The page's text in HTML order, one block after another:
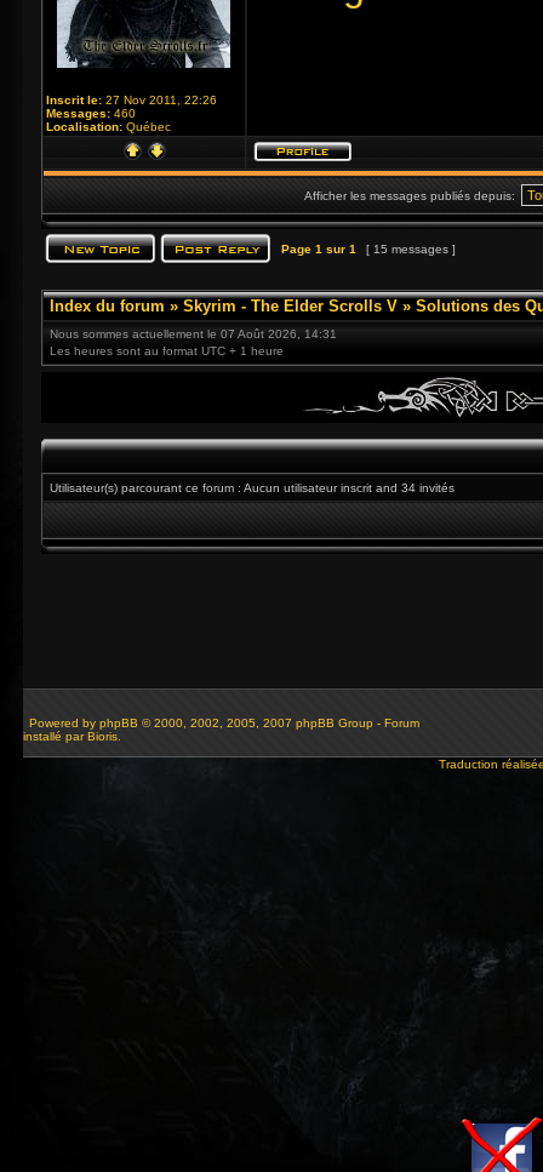
Inscrit le: 27 Nov 2011, 22:26
Messages: 460
Localisation: Québec
Afficher les messages publiés depuis:
Page 1 sur 1 [ 15 messages ]
Index du forum » Skyrim - The Elder Scrolls V » Solutions des
Nous sommes actuellement le 07 Août 2026, 14:31
Les heures sont au format UTC + 1 heure
Utilisateur(s) parcourant ce forum : Aucun utilisateur inscrit and 34 invités
Powered by phpBB © 2000, 2002, 2005, 2007 phpBB Group - Forum
installé par Bioris.
Traduction